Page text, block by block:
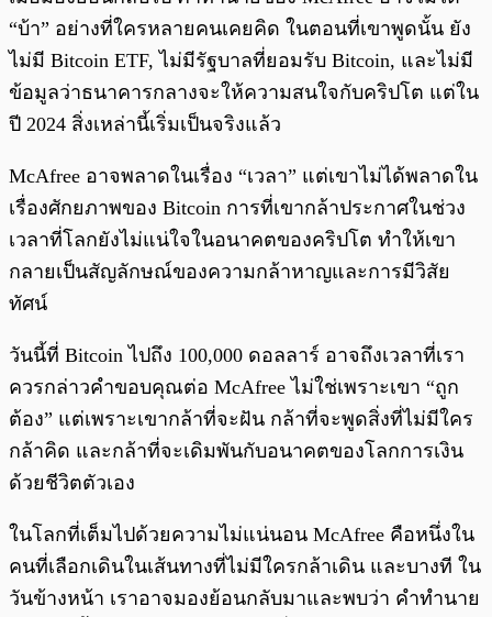
“บ้า” อย่างที่ใครหลายคนเคยคิด ในตอนที่เขาพูดนั้น ยัง
ไม่มี Bitcoin ETF, ไม่มีรัฐบาลที่ยอมรับ Bitcoin, และไม่มี
ข้อมูลว่าธนาคารกลางจะให้ความสนใจกับคริปโต แต่ใน
ปี 2024 สิ่งเหล่านี้เริ่มเป็นจริงแล้ว
McAfree อาจพลาดในเรื่อง “เวลา” แต่เขาไม่ได้พลาดใน
เรื่องศักยภาพของ Bitcoin การที่เขากล้าประกาศในช่วง
เวลาที่โลกยังไม่แน่ใจในอนาคตของคริปโต ทำให้เขา
กลายเป็นสัญลักษณ์ของความกล้าหาญและการมีวิสัย
ทัศน์
วันนี้ที่ Bitcoin ไปถึง 100,000 ดอลลาร์ อาจถึงเวลาที่เรา
ควรกล่าวคำขอบคุณต่อ McAfree ไม่ใช่เพราะเขา “ถูก
ต้อง” แต่เพราะเขากล้าที่จะฝัน กล้าที่จะพูดสิ่งที่ไม่มีใคร
กล้าคิด และกล้าที่จะเดิมพันกับอนาคตของโลกการเงิน
ด้วยชีวิตตัวเอง
ในโลกที่เต็มไปด้วยความไม่แน่นอน McAfree คือหนึ่งใน
คนที่เลือกเดินในเส้นทางที่ไม่มีใครกล้าเดิน และบางที ใน
วันข้างหน้า เราอาจมองย้อนกลับมาและพบว่า คำทำนาย